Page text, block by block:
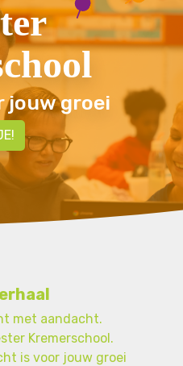
jouw groei
met aandacht.
Kremerschool.
is voor jouw groei